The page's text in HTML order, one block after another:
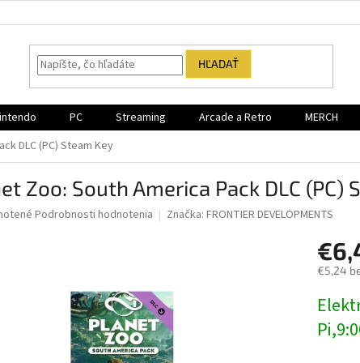
HĽADAŤ
PC Streaming Arcade a Retro MERCH
DLC (PC) Steam Key
Zoo: South America Pack DLC (PC)
Podrobnosti hodnotenia Značka: FRONTIER DEVELOPMENTS
€5,24
cena: